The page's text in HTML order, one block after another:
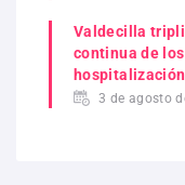
Valdecilla
continua de
hospitalización
3 de agosto